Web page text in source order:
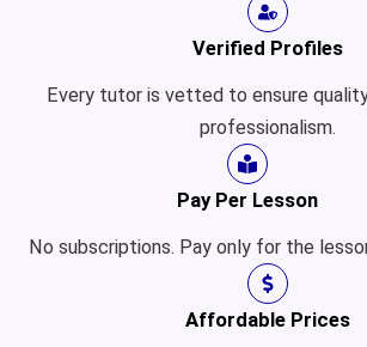
Verified Profiles
Every tutor is vetted to ensure
professionalism.
Pay Per Lesson
No subscriptions. Pay only for the
Affordable Prices